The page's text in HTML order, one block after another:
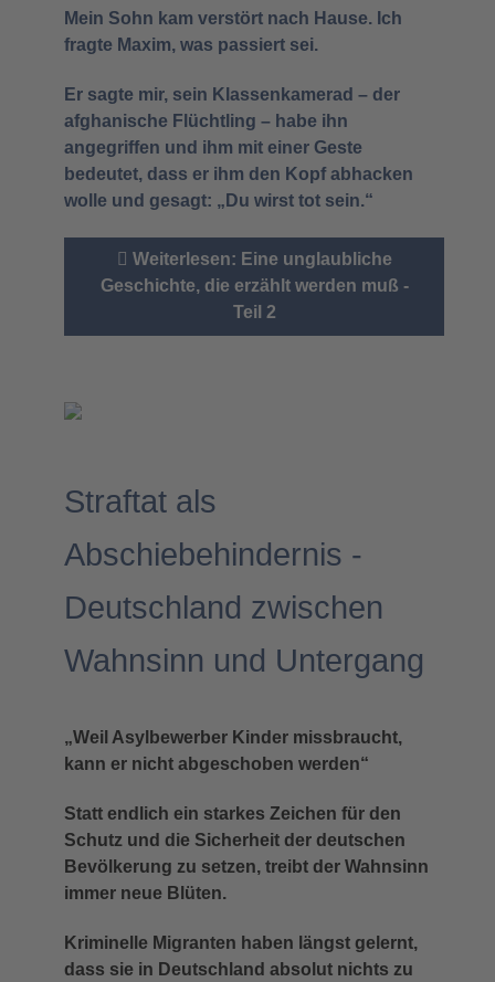
Mein Sohn kam verstört nach Hause. Ich
fragte Maxim, was passiert sei.
Er sagte mir, sein Klassenkamerad – der
afghanische Flüchtling – habe ihn
angegriffen und ihm mit einer Geste
bedeutet, dass er ihm den Kopf abhacken
wolle und gesagt: „Du wirst tot sein.“
Weiterlesen: Eine unglaubliche
Geschichte, die erzählt werden muß -
Teil 2
Straftat als
Abschiebehindernis -
Deutschland zwischen
Wahnsinn und Untergang
„Weil Asylbewerber Kinder missbraucht,
kann er nicht abgeschoben werden“
Statt endlich ein starkes Zeichen für den
Schutz und die Sicherheit der deutschen
Bevölkerung zu setzen, treibt der Wahnsinn
immer neue Blüten.
Kriminelle Migranten haben längst gelernt,
dass sie in Deutschland absolut nichts zu